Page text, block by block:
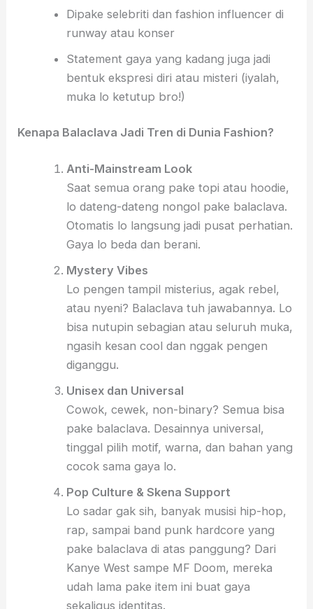
Dipake selebriti dan fashion influencer di
runway atau konser
Statement gaya yang kadang juga jadi
bentuk ekspresi diri atau misteri (iyalah,
muka lo ketutup bro!)
Kenapa Balaclava Jadi Tren di Dunia Fashion?
Anti-Mainstream Look
Saat semua orang pake topi atau hoodie,
lo dateng-dateng nongol pake balaclava.
Otomatis lo langsung jadi pusat perhatian.
Gaya lo beda dan berani.
Mystery Vibes
Lo pengen tampil misterius, agak rebel,
atau nyeni? Balaclava tuh jawabannya. Lo
bisa nutupin sebagian atau seluruh muka,
ngasih kesan cool dan nggak pengen
diganggu.
Unisex dan Universal
Cowok, cewek, non-binary? Semua bisa
pake balaclava. Desainnya universal,
tinggal pilih motif, warna, dan bahan yang
cocok sama gaya lo.
Pop Culture & Skena Support
Lo sadar gak sih, banyak musisi hip-hop,
rap, sampai band punk hardcore yang
pake balaclava di atas panggung? Dari
Kanye West sampe MF Doom, mereka
udah lama pake item ini buat gaya
sekaligus identitas.